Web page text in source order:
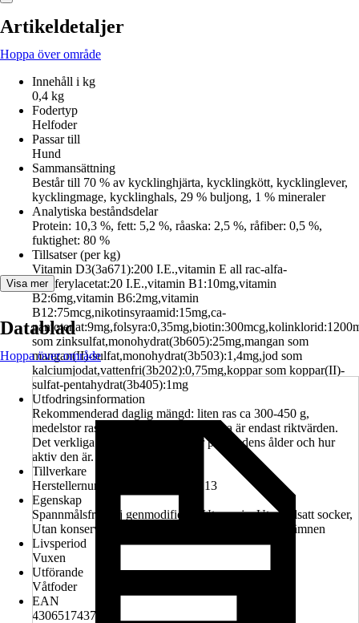
Artikeldetaljer
Hoppa över område
Innehåll i kg
0,4 kg
Fodertyp
Helfoder
Passar till
Hund
Sammansättning
Består till 70 % av kycklinghjärta, kycklingkött, kycklinglever,
kycklingmage, kycklinghals, 29 % buljong, 1 % mineraler
Analytiska beståndsdelar
Protein: 10,3 %, fett: 5,2 %, råaska: 2,5 %, råfiber: 0,5 %,
fuktighet: 80 %
Tillsatser (per kg)
Vitamin D3(3a671):200 I.E.,vitamin E all rac-alfa-
tokoferylacetat:20 I.E.,vitamin B1:10mg,vitamin
B2:6mg,vitamin B6:2mg,vitamin
B12:75mcg,nikotinsyraamid:15mg,ca-
som zinksulfat,monohydrat(3b605):25mg,mangan som
mangan(II)-sulfat,monohydrat(3b503):1,4mg,jod som
kalciumjodat,vattenfri(3b202):0,75mg,koppar som koppar(II)-
sulfat-pentahydrat(3b405):1mg
Utfodringsinformation
Rekommenderad daglig mängd: liten ras ca 300-450 g,
medelstor ras ca 600-750 g. Mängderna är endast riktvärden.
Det verkliga näringsbehovet beror på hundens ålder och hur
aktiv den är.
Tillverkare
Herstellernummer: DE03452000213
Egenskap
Spannmålsfritt, Ej genmodifierat, Utan soja, Utan tillsatt socker,
Utan konserveringsmedel, Utan köttmjöl, Utan färgämnen
Livsperiod
Vuxen
Utförande
Våtfoder
EAN
4306517437435
Visa mer
Datablad
Hoppa över område